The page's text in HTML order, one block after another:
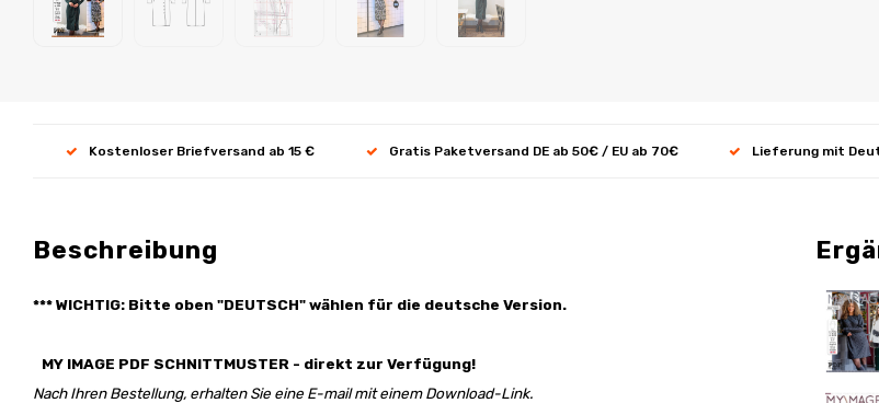
Kostenloser Briefversand ab 15 € Gratis Paketversand DE ab 50€ / EU ab 70€ Lieferung mit
Beschreibung
*** WICHTIG: Bitte oben "DEUTSCH" wählen für die deutsche Version.
MY IMAGE PDF SCHNITTMUSTER - direkt zur Verfügung!
Nach Ihren Bestellung, erhalten Sie eine E-mail mit einem Download-Link.